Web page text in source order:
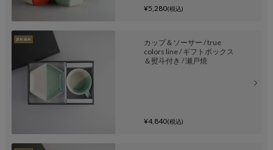
¥5,280(税込)
カップ＆ソーサー / true
colors line / ギフトボックス
＆熨斗付き / 瀬戸焼
¥4,840(税込)